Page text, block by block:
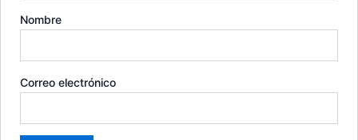
Nombre
Correo electrónico